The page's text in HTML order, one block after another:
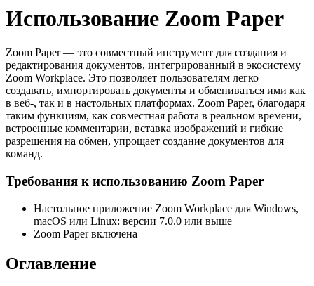
Использование Zoom Paper
Zoom Paper — это совместный инструмент для создания и
редактирования документов, интегрированный в экосистему
Zoom Workplace. Это позволяет пользователям легко
создавать, импортировать документы и обмениваться ими как
в веб-, так и в настольных платформах. Zoom Paper, благодаря
таким функциям, как совместная работа в реальном времени,
встроенные комментарии, вставка изображений и гибкие
разрешения на обмен, упрощает создание документов для
команд.
Требования к использованию Zoom Paper
Настольное приложение Zoom Workplace для Windows,
macOS или Linux: версии 7.0.0 или выше
Zoom Paper включена
Оглавление